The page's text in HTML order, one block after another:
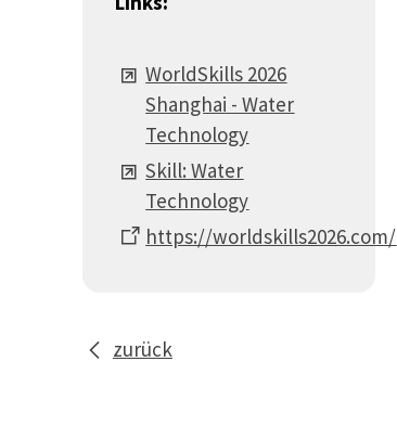
WorldSkills 2026
Shanghai - Water
Technology
Skill: Water
Technology
https://worldskills2026.com/
zurück